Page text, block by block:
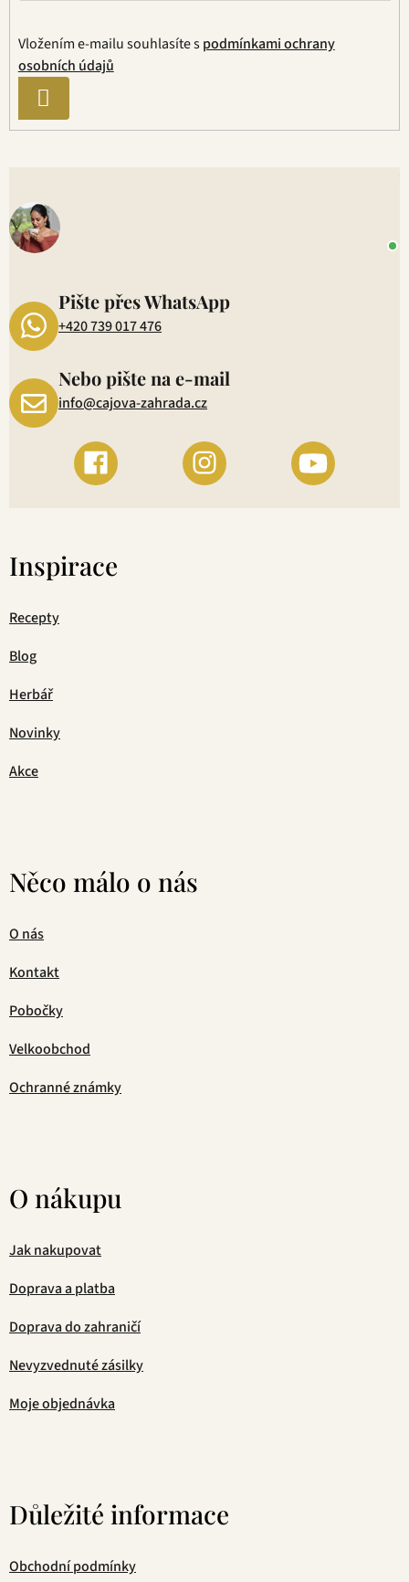
Vložením e-mailu souhlasíte spodmínkami ochrany
osobních údajů
SE
Pište přes WhatsApp
+420 739 017 476
Nebo pište na e-mail
info@cajova-zahrada.cz
Inspirace
Recepty
Blog
Herbář
Novinky
Akce
Něco málo o nás
O nás
Kontakt
Pobočky
Velkoobchod
Ochranné známky
O nákupu
Jak nakupovat
Doprava a platba
Doprava do zahraničí
Nevyzvednuté zásilky
Moje objednávka
Důležité informace
Obchodní podmínky